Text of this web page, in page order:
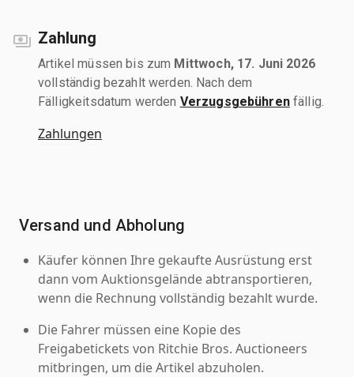
Zahlung
Artikel müssen bis zum Mittwoch, 17. Juni 2026
vollständig bezahlt werden. Nach dem
Fälligkeitsdatum werden Verzugsgebührenfällig.
Zahlungen
Versand und Abholung
Käufer können Ihre gekaufte Ausrüstung erst
dann vom Auktionsgelände abtransportieren,
wenn die Rechnung vollständig bezahlt wurde.
Die Fahrer müssen eine Kopie des
Freigabetickets von Ritchie Bros. Auctioneers
mitbringen, um die Artikel abzuholen.